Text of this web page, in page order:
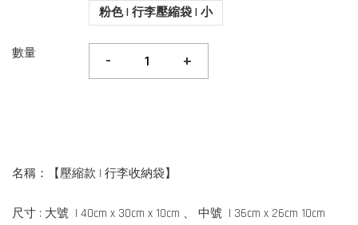
粉色 | 行李壓縮袋 | 小
數量 - +
名稱：【壓縮款 | 行李收納袋】
尺寸 : 大號 | 40cm x 30cm x 10cm 、 中號 | 36cm x 26cm 10cm